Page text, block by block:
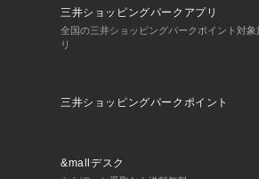
三井ショッピングパークアプリ
全国の三井ショッピングパークポイント対
リ
三井ショッピングパークポイント
&mallデスク